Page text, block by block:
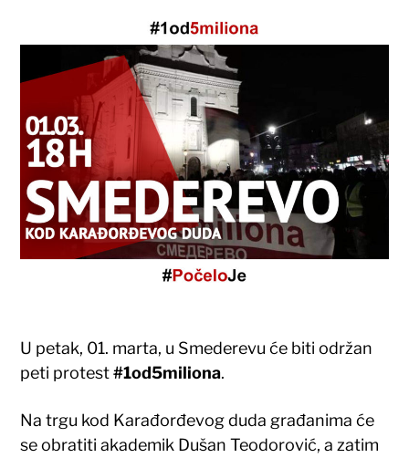
U petak, 01. marta, u Smederevu će biti održan
peti protest#1od5miliona.
Na trgu kod Karađorđevog duda građanima će
se obratiti akademik Dušan Teodorović, a zatim